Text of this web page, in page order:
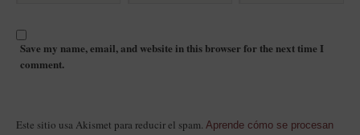
Save my name, email, and website in this browser for the next time I
comment.
Este sitio usa Akismet para reducir el spam. Aprende cómo se procesan